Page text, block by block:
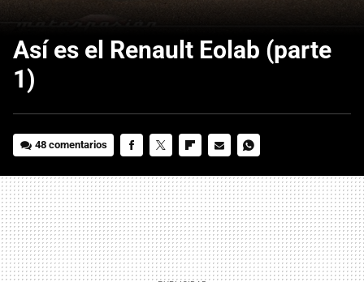
Así es el Renault Eolab (parte
1)
48 comentarios
MAIL